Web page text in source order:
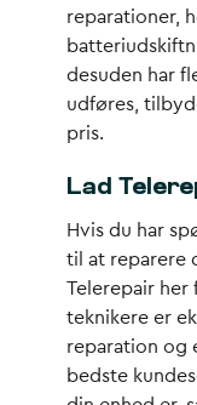
reparationer,
desuden har
udføres,
pris.
Lad
Hvis du har
til at reparere
Telerepair
teknikere er
reparation og
bedste